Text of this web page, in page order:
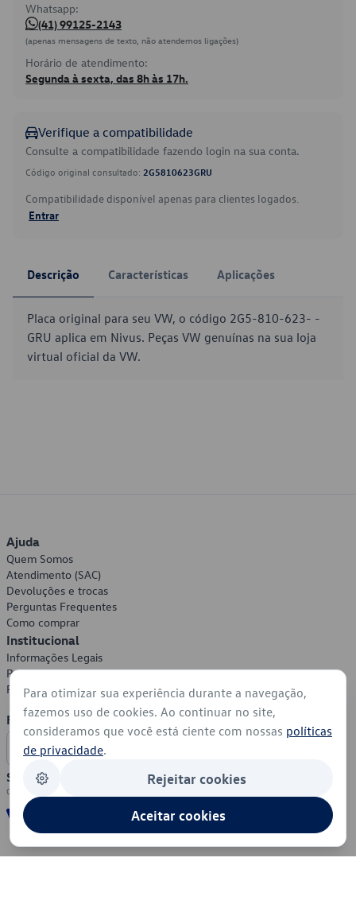
Whatsapp:
(41) 99125-2143
(apenas mensagens de texto, não atendemos ligações)
Horário de atendimento:
Segunda à sexta, das 8h às 17h.
Verifique a compatibilidade
Consulte a compatibilidade fazendo login na sua conta.
Código original consultado: 2G5810623GRU
Compatibilidade disponível apenas para clientes logados.
Entrar
Descrição Características Aplicações
Placa original para seu VW, o código 2G5-810-623- -
GRU aplica em Nivus. Peças VW genuínas na sua loja
virtual oficial da VW.
Ajuda
Quem Somos
Atendimento (SAC)
Devoluções e trocas
Perguntas Frequentes
Como comprar
Institucional
Informações Legais
Política de Privacidade
Política de Cookies
Formas de Pagamento
Segurança
Para otimizar sua experiência durante a navegação,
fazemos uso de cookies. Ao continuar no site,
consideramos que você está ciente com nossas políticas
de privacidade.
Rejeitar cookies
Aceitar cookies